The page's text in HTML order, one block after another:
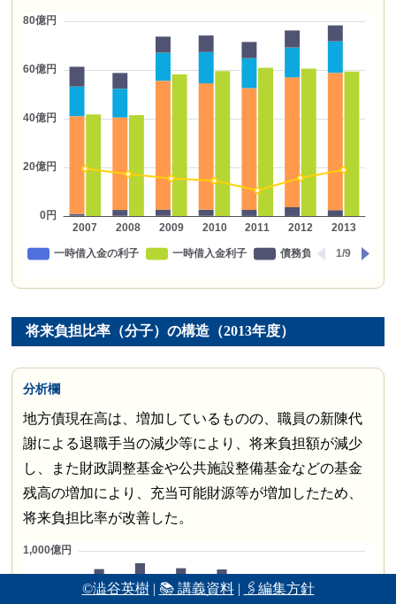
©澁谷英樹| 📚 講義資料| 🖇編集方針
将来負担比率（分子）の構造（2013年度）
分析欄
地方債現在高は、増加しているものの、職員の新陳代
謝による退職手当の減少等により、将来負担額が減少
し、また財政調整基金や公共施設整備基金などの基金
残高の増加により、充当可能財源等が増加したため、
将来負担比率が改善した。